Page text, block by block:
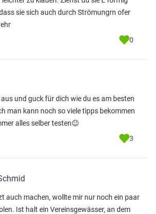
sie sich auch durch Strömungrn ofer
0
und guck für dich wie du es am besten
man kann noch so viele tipps bekommen
alles selber testen😉
3
auch machen, wollte mir nur noch ein paar
Ist halt ein Vereinsgewässer, an dem